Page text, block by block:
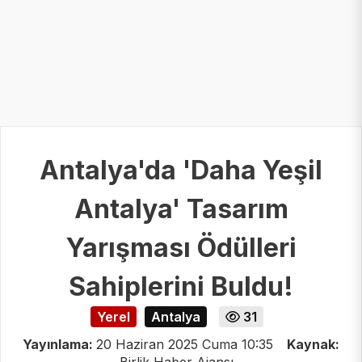
Antalya'da 'Daha Yeşil
Antalya' Tasarım
Yarışması Ödülleri
Sahiplerini Buldu!
Yerel Antalya
31
Yayınlama: 20 Haziran 2025 Cuma 10:35
Kaynak: